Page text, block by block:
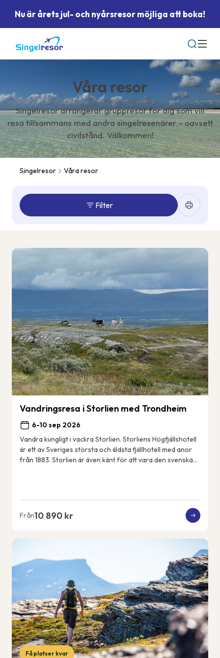
Nu är årets jul- och nyårsresor möjliga att boka!
Sök
Våra resor
Singelresor arrangerar gruppresor för dig som vill
resa tillsammans med andra singelresenärer – oavsett
civilstånd. Välkommen!
Singelresor Våra resor
Filter
Vandringsresa i Storlien med Trondheim
6-10 sep 2026
Vandra kungligt i vackra Storlien. Storliens Högfjällshotell
är ett av Sveriges största och äldsta fjällhotell med anor
från 1883. Storlien är även känt för att vara den svenska
Från10 890 kr
Få platser kvar